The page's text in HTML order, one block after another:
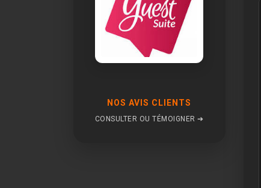
NOS AVIS CLIENTS
CONSULTER OU TÉMOIGNER ➔